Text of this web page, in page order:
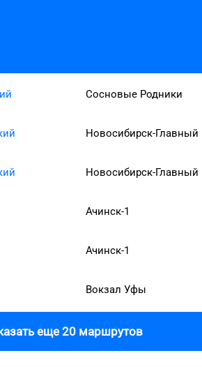
Сосновые Родники
Новосибирск-Главный
Новосибирск-Главный
Ачинск-1
Ачинск-1
Вокзал Уфы
еще 20 маршрутов